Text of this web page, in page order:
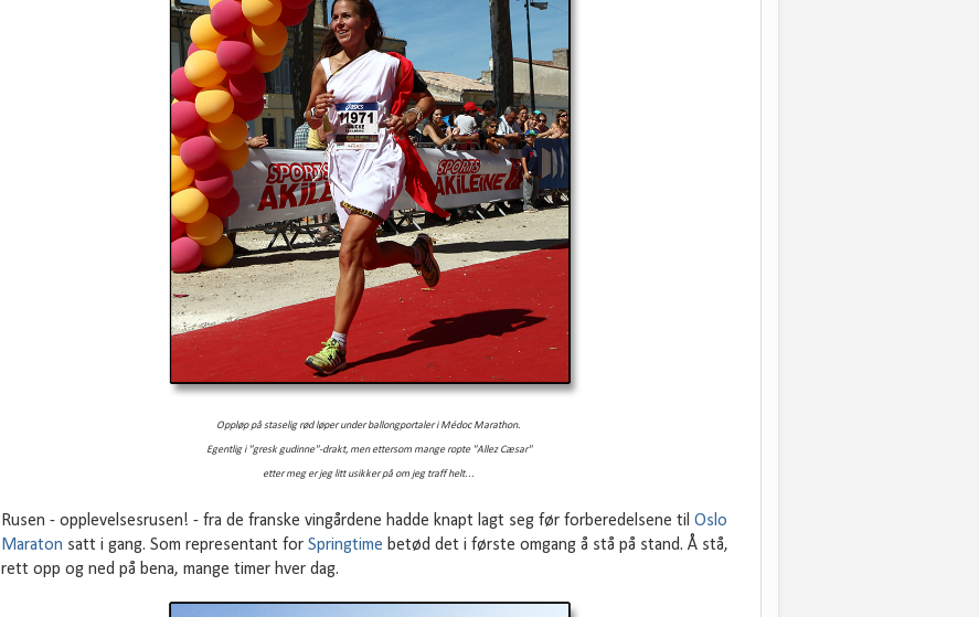
Oppløp på staselig rød løper under ballongportaler i Médoc Marathon.
Egentlig i "gresk gudinne"-drakt, men ettersom mange ropte "Allez Cæsar"
etter meg er jeg litt usikker på om jeg traff helt...
Rusen - opplevelsesrusen! - fra de franske vingårdene hadde knapt lagt seg før forberedelsene til Oslo
Maraton satt i gang. Som representant for Springtime betød det i første omgang å stå på stand. Å stå,
rett opp og ned på bena, mange timer hver dag.